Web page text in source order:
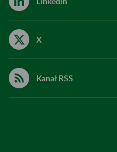
X
Kanał RSS